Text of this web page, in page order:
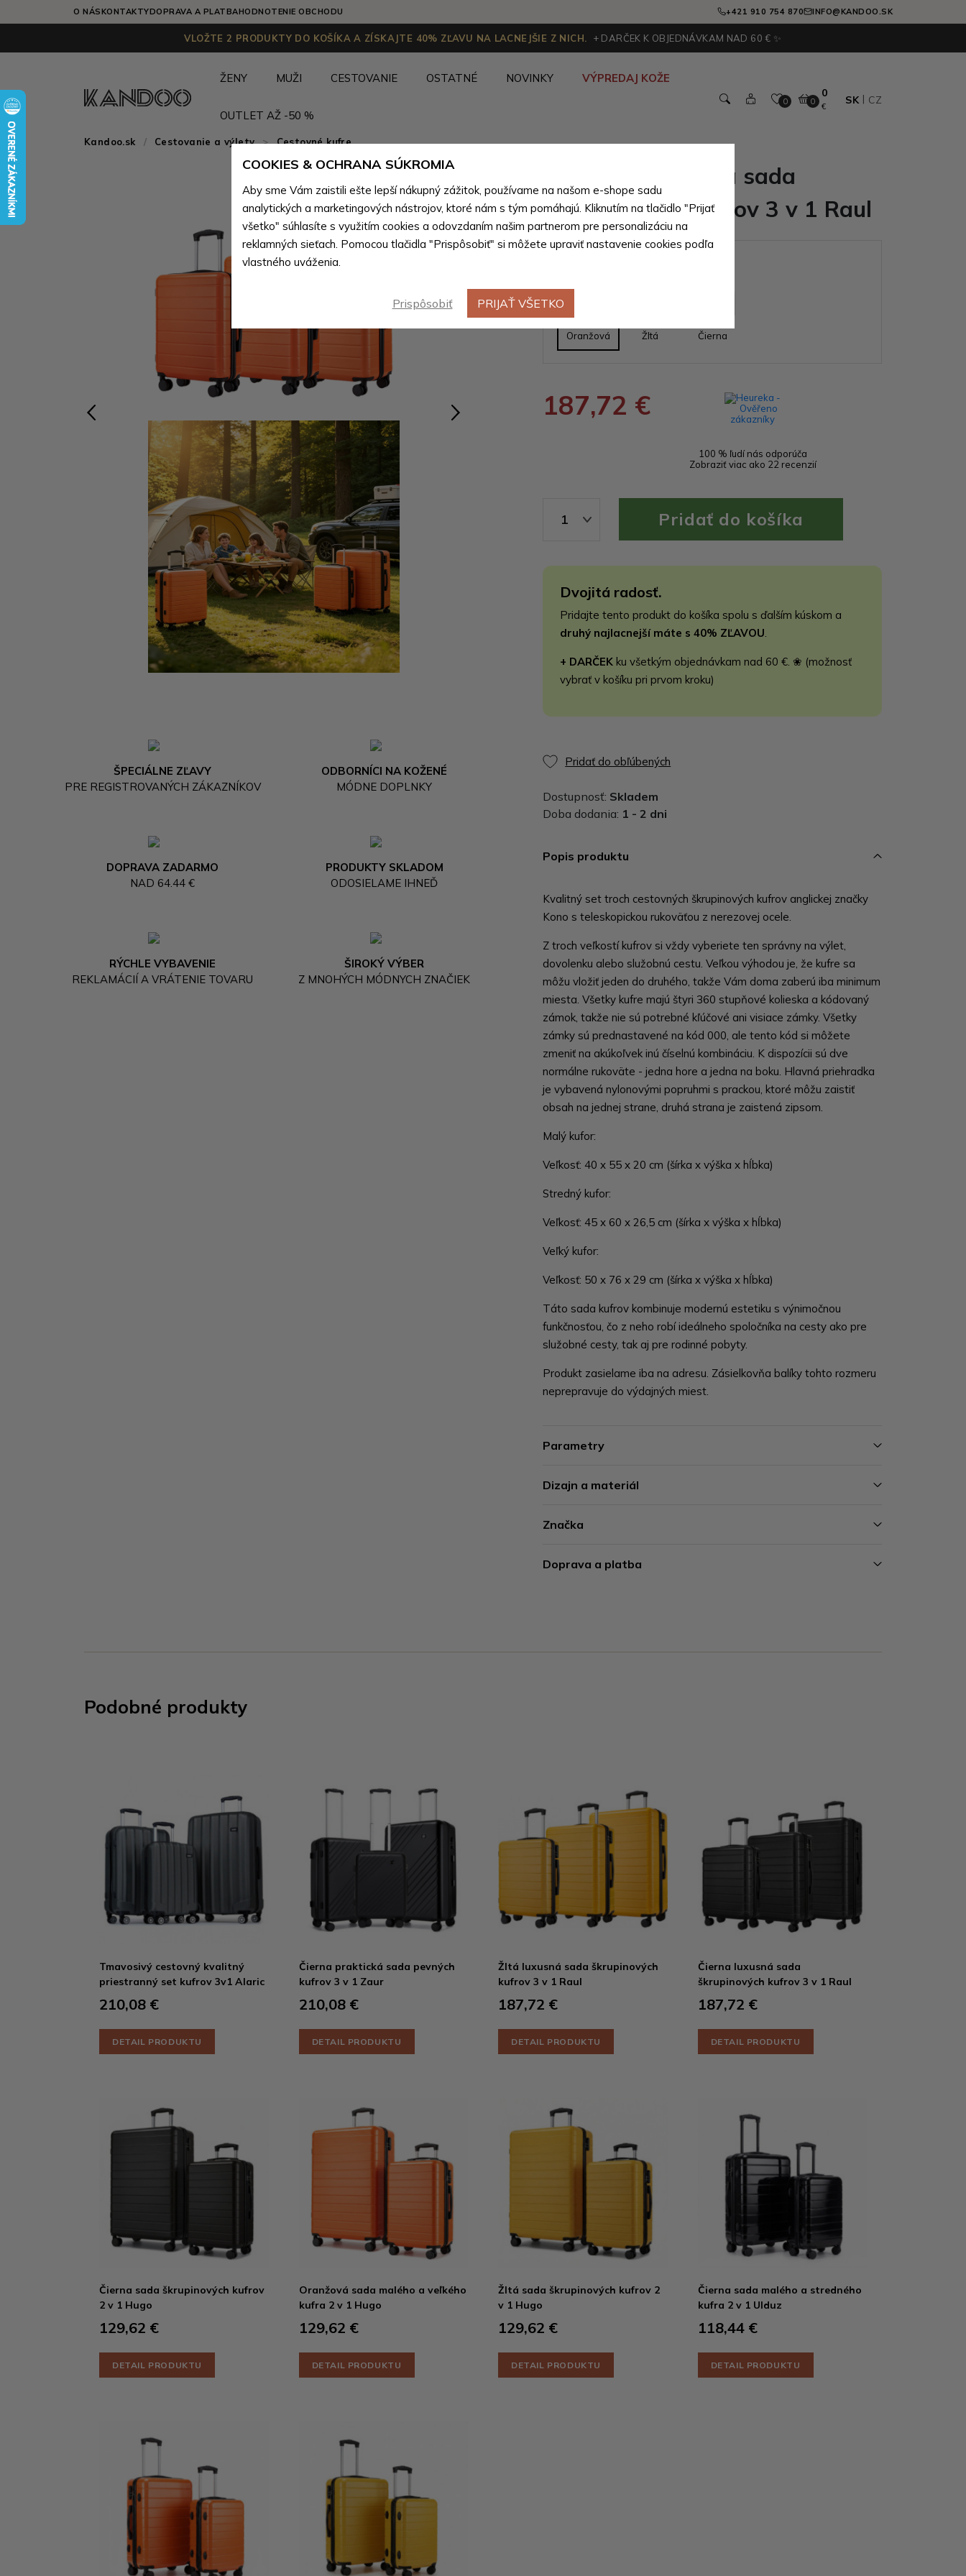
O NÁSKONTAKTYDOPRAVA A PLATBAHODNOTENIE OBCHODU +421 910 754 870 INFO@KANDOO.SK
VLOŽTE 2 PRODUKTY DO KOŠÍKA A ZÍSKAJTE 40% ZĽAVU NA LACNEJŠIE Z NICH. + DARČEK K OBJEDNÁVKAM NAD 60 € ✨
ŽENY MUŽI CESTOVANIE OSTATNÉ NOVINKY VÝPREDAJ KOŽE
OUTLET AŽ -50 %
0 0
0
€
SK CZ
Kandoo.sk Cestovanie a výlety > Cestovné kufre
Novinka
ŠPECIÁLNE ZĽAVY
PRE REGISTROVANÝCH ZÁKAZNÍKOV
ODBORNÍCI NA KOŽENÉ
MÓDNE DOPLNKY
DOPRAVA ZADARMO
NAD 64.44 €
PRODUKTY SKLADOM
ODOSIELAME IHNEĎ
RÝCHLE VYBAVENIE
REKLAMÁCIÍ A VRÁTENIE TOVARU
ŠIROKÝ VÝBER
Z MNOHÝCH MÓDNYCH ZNAČIEK
Oranžová luxusná sada
škrupinových kufrov 3 v 1 Raul
Oranžová Žltá Čierna
187,72 €
100 % ľudí nás odporúča
Zobraziť viac ako 22 recenzií
1
Dvojitá radosť.
Pridajte tento produkt do košíka spolu s ďalším kúskom a
druhý najlacnejší máte s 40% ZĽAVOU.
+ DARČEK ku všetkým objednávkam nad 60 €. ❀ (možnosť
vybrať v košíku pri prvom kroku)
Pridať do obľúbených
Dostupnosť: Skladem
Doba dodania: 1 - 2 dni
Popis produktu
Kvalitný set troch cestovných škrupinových kufrov anglickej značky
Kono s teleskopickou rukoväťou z nerezovej ocele.
Z troch veľkostí kufrov si vždy vyberiete ten správny na výlet,
dovolenku alebo služobnú cestu. Veľkou výhodou je, že kufre sa
môžu vložiť jeden do druhého, takže Vám doma zaberú iba minimum
miesta. Všetky kufre majú štyri 360 stupňové kolieska a kódovaný
zámok, takže nie sú potrebné kľúčové ani visiace zámky. Všetky
zámky sú prednastavené na kód 000, ale tento kód si môžete
zmeniť na akúkoľvek inú číselnú kombináciu. K dispozícii sú dve
normálne rukoväte - jedna hore a jedna na boku. Hlavná priehradka
je vybavená nylonovými popruhmi s prackou, ktoré môžu zaistiť
obsah na jednej strane, druhá strana je zaistená zipsom.
Malý kufor:
Veľkosť: 40 x 55 x 20 cm (šírka x výška x hĺbka)
Stredný kufor:
Veľkosť: 45 x 60 x 26,5 cm (šírka x výška x hĺbka)
Veľký kufor:
Veľkosť: 50 x 76 x 29 cm (šírka x výška x hĺbka)
Táto sada kufrov kombinuje modernú estetiku s výnimočnou
funkčnosťou, čo z neho robí ideálneho spoločníka na cesty ako pre
služobné cesty, tak aj pre rodinné pobyty.
Produkt zasielame iba na adresu. Zásielkovňa balíky tohto rozmeru
neprepravuje do výdajných miest.
Parametry
Dizajn a materiál
Značka
Doprava a platba
Podobné produkty
Tmavosivý cestovný kvalitný
priestranný set kufrov 3v1 Alaric
210,08 €
DETAIL PRODUKTU
Čierna praktická sada pevných
kufrov 3 v 1 Zaur
210,08 €
DETAIL PRODUKTU
Žltá luxusná sada škrupinových
kufrov 3 v 1 Raul
187,72 €
DETAIL PRODUKTU
Čierna luxusná sada
škrupinových kufrov 3 v 1 Raul
187,72 €
DETAIL PRODUKTU
Čierna sada škrupinových kufrov
2 v 1 Hugo
129,62 €
DETAIL PRODUKTU
Oranžová sada malého a veľkého
kufra 2 v 1 Hugo
129,62 €
DETAIL PRODUKTU
Žltá sada škrupinových kufrov 2
v 1 Hugo
129,62 €
DETAIL PRODUKTU
Čierna sada malého a stredného
kufra 2 v 1 Ulduz
118,44 €
DETAIL PRODUKTU
COOKIES & OCHRANA SÚKROMIA
Aby sme Vám zaistili ešte lepší nákupný zážitok, používame na našom e-shope sadu
analytických a marketingových nástrojov, ktoré nám s tým pomáhajú. Kliknutím na tlačidlo "Prijať
všetko" súhlasíte s využitím cookies a odovzdaním našim partnerom pre personalizáciu na
reklamných sieťach. Pomocou tlačidla "Prispôsobiť" si môžete upraviť nastavenie cookies podľa
vlastného uváženia.
Prispôsobiť PRIJAŤ VŠETKO